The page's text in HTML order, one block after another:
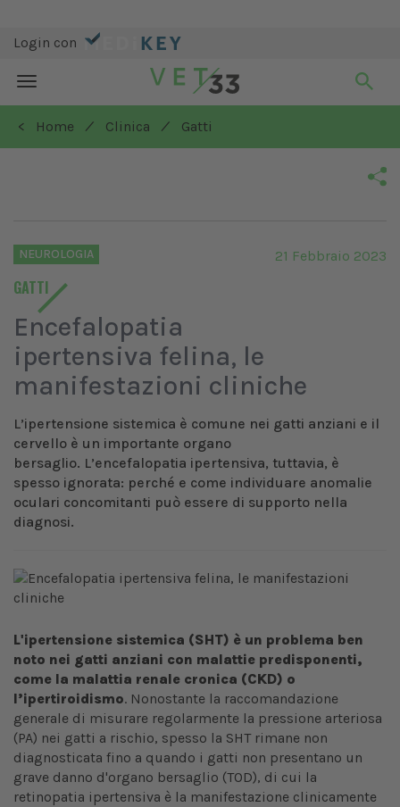
Login con
Toggle
navigation
< Home
/ Clinica / Gatti
NEUROLOGIA
GATTI
21 Febbraio 2023
Encefalopatia
ipertensiva felina, le
manifestazioni cliniche
L’ipertensione sistemica è comune nei gatti anziani e il
cervello è un importante organo
bersaglio. L’encefalopatia ipertensiva, tuttavia, è
spesso ignorata: perché e come individuare anomalie
oculari concomitanti può essere di supporto nella
diagnosi.
L'ipertensione sistemica (SHT) è un problema ben
noto nei gatti anziani con malattie predisponenti,
come la malattia renale cronica (CKD) o
l’ipertiroidismo. Nonostante la raccomandazione
generale di misurare regolarmente la pressione arteriosa
(PA) nei gatti a rischio, spesso la SHT rimane non
diagnosticata fino a quando i gatti non presentano un
grave danno d'organo bersaglio (TOD), di cui la
retinopatia ipertensiva è la manifestazione clinicamente